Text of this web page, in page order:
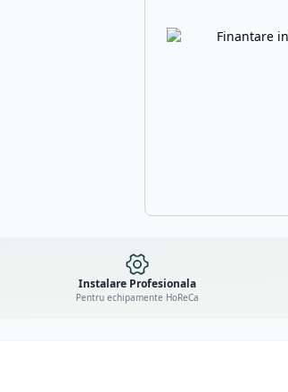
Finantare
Instalare Profesionala
Pentru echipamente HoReCa